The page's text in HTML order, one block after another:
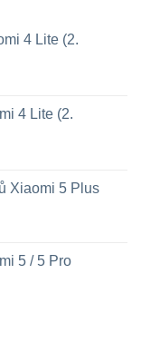
4 Lite (2.
4 Lite (2.
Xiaomi 5 Plus
5 / 5 Pro